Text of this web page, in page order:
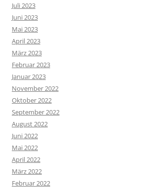
Juli 2023
Juni 2023
Mai 2023
April 2023
März 2023
Februar 2023
Januar 2023
November 2022
Oktober 2022
September 2022
August 2022
Juni 2022
Mai 2022
April 2022
März 2022
Februar 2022